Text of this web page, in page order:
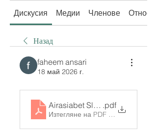
Дискусия Медии Членове Относно
Назад
faheem ansari
18 май 2026 г.
Airasiabet Slot and Modern
.pdf
Изтегляне на PDF • 364KB